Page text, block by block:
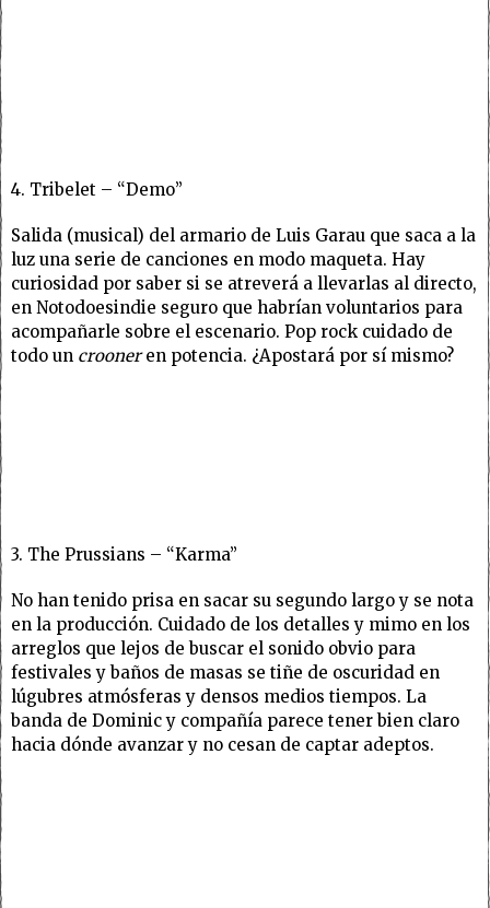
4. Tribelet – “Demo”
Salida (musical) del armario de Luis Garau que saca a la
luz una serie de canciones en modo maqueta. Hay
curiosidad por saber si se atreverá a llevarlas al directo,
en Notodoesindie seguro que habrían voluntarios para
acompañarle sobre el escenario. Pop rock cuidado de
todo un crooneren potencia. ¿Apostará por sí mismo?
3. The Prussians – “Karma”
No han tenido prisa en sacar su segundo largo y se nota
en la producción. Cuidado de los detalles y mimo en los
arreglos que lejos de buscar el sonido obvio para
festivales y baños de masas se tiñe de oscuridad en
lúgubres atmósferas y densos medios tiempos. La
banda de Dominic y compañía parece tener bien claro
hacia dónde avanzar y no cesan de captar adeptos.